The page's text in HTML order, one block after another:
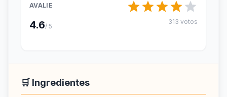
AVALIE
4.6/ 5
313 votos
🛒 Ingredientes